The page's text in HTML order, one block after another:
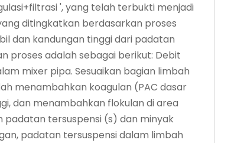
', yang telah terbukti menjadi
ditingkatkan berdasarkan proses
dan kandungan tinggi dari padatan
proses adalah sebagai berikut: Debit
mixer pipa. Sesuaikan bagian limbah
menambahkan koagulan (PAC dasar
dan menambahkan flokulan di area
padatan tersuspensi (s) dan minyak
padatan tersuspensi dalam limbah